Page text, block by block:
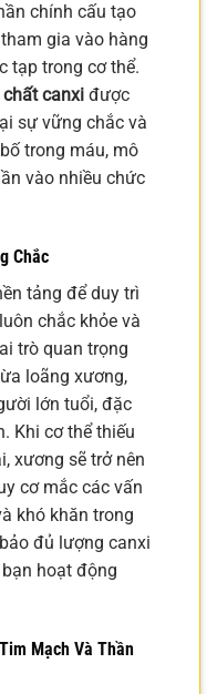
chính cấu tạo
gia vào hàng
tạp trong cơ thể.
chất canxi được
sự vững chắc và
trong máu, mô
vào nhiều chức
Chắc
tảng để duy trì
chắc khỏe và
trò quan trọng
loãng xương,
lớn tuổi, đặc
Khi cơ thể thiếu
xương sẽ trở nên
cơ mắc các vấn
khó khăn trong
đủ lượng canxi
hoạt động
Mạch Và Thần